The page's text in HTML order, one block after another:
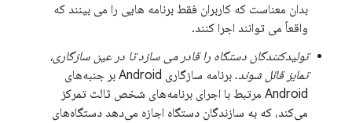
بدان معناست که کاربران فقط برنامه هایی را می بینند که
واقعاً می توانند اجرا کنند.
تولیدکنندگان دستگاه را قادر می سازد تا در عین سازگاری،
تمایز قائل شوند.
برنامه سازگاری Android بر جنبه‌های
Android مرتبط با اجرای برنامه‌های شخص ثالث تمرکز
می‌کند، که به سازندگان دستگاه اجازه می‌دهد دستگاه‌های